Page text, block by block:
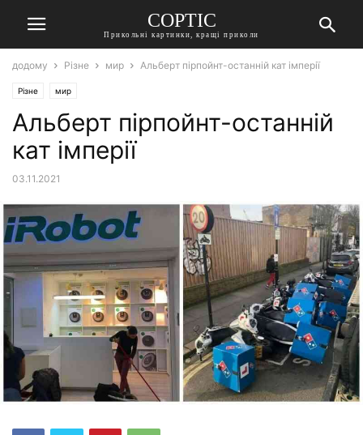
СОРТІС
Прикольні картинки, кращі приколи
додому Різне мир Альберт пірпойнт-останній кат імперії
Різне мир
Альберт пірпойнт-останній
кат імперії
03.11.2021